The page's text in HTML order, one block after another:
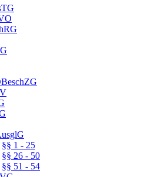
§§ 1 - 25
§§ 26 - 50
§§ 51 - 54